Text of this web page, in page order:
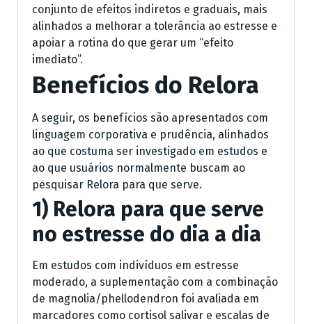
conjunto de efeitos indiretos e graduais, mais
alinhados a melhorar a tolerância ao estresse e
apoiar a rotina do que gerar um “efeito
imediato”.
Benefícios do Relora
A seguir, os benefícios são apresentados com
linguagem corporativa e prudência, alinhados
ao que costuma ser investigado em estudos e
ao que usuários normalmente buscam ao
pesquisar Relora para que serve.
1) Relora para que serve
no estresse do dia a dia
Em estudos com indivíduos em estresse
moderado, a suplementação com a combinação
de magnolia/phellodendron foi avaliada em
marcadores como cortisol salivar e escalas de